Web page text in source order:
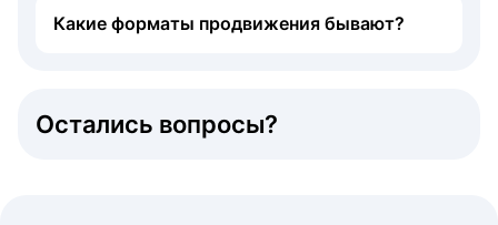
Какие форматы продвижения бывают?
Остались вопросы?